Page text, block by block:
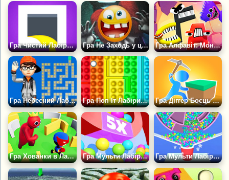
Гра Чистий Лабіринт Гра Не Заходь у цю гру вночі Гра Алфавіт: Монстри в Лабіринті
Гра Небесний Лабіринт Гра Поп Іт Лабіринт 2 Гра Діггер Боєць у Лабіринті
Гра Хованки в Лабіринті Гра Мульти Лабіринт 3Д Гра Мульти Лабіринт